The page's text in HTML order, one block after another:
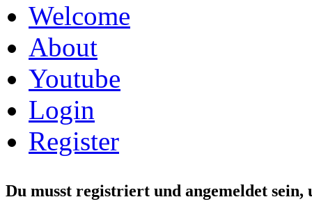
Welcome
About
Youtube
Login
Register
Du musst registriert und angemeldet sein,